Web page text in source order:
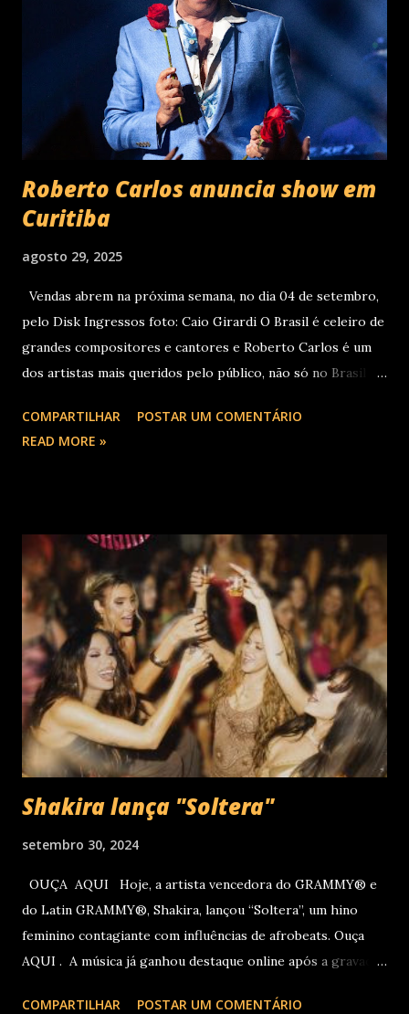
palcos por meio da EVOM Tour, que fez sua estreia
recentemente em São Paulo. Com realização da 30e ,
Supernova Ent e Prime , a escala em Curitiba aco...
Roberto Carlos anuncia show em
Curitiba
agosto 29, 2025
Vendas abrem na próxima semana, no dia 04 de setembro,
pelo Disk Ingressos foto: Caio Girardi O Brasil é celeiro de
grandes compositores e cantores e Roberto Carlos é um
dos artistas mais queridos pelo público, não só no Brasil
lançados em seu país tem sua carreira pautada em
lançamentos simultâneos em português e espanhol desde a
feira), quando Roberto Carlos se apresentará em Curitiba
– PR , na Teatro Positivo (Rua Prof. Pedro Viriato Parigot
de Souza, 5300 - Campo Comprido, Curitiba - PR). Abertura
das vendas on-line e físicas no dia 04 de setembro ao meio
dia. A produção e realização são da Cult! Produções, RW7
Production& Entertainment e RC Produções. Roberto
Carlos começou o ano de 2025 se apresentando n...
COMPARTILHAR
POSTAR UM COMENTÁRIO
READ MORE »
Shakira lança "Soltera"
setembro 30, 2024
OUÇA AQUI Hoje, a artista vencedora do GRAMMY® e
do Latin GRAMMY®, Shakira, lançou “Soltera”, um hino
feminino contagiante com influências de afrobeats. Ouça
AQUI . A música já ganhou destaque online após a gravação
COMPARTILHAR POSTAR UM COMENTÁRIO